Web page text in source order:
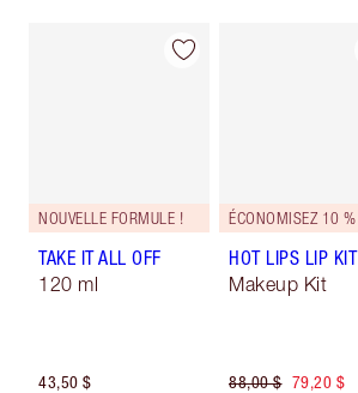
NOUVELLE FORMULE !
TAKE IT ALL OFF
120 ml
43,50 $
ÉCONOMISEZ 10 %
HOT LIPS LIP KIT
Makeup Kit
88,00 $ 79,20 $